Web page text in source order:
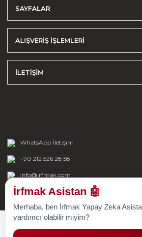
SAYFALAR
ALIŞVERİŞ İŞLEMLERİ
İLETİŞİM
WhatsApp İletişim
+90 212 526 28 58
info@irfmak.com
İrfmak Asistan 🤖
Merhaba, ben İrfmak Yapay Zeka
yardımcı olabilir miyim?